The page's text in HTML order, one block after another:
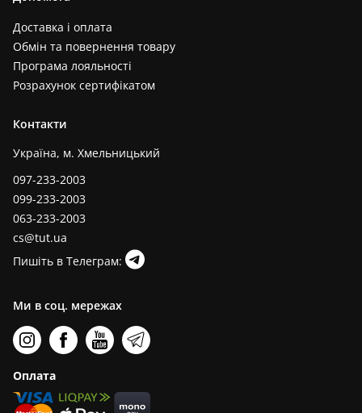
Доставка і оплата
Обмін та повернення товару
Програма лояльності
Розрахунок сертифікатом
Контакти
Україна, м. Хмельницький
097-233-2003
099-233-2003
063-233-2003
cs@tut.ua
Пишіть в Телеграм:
Ми в соц. мережах
Оплата